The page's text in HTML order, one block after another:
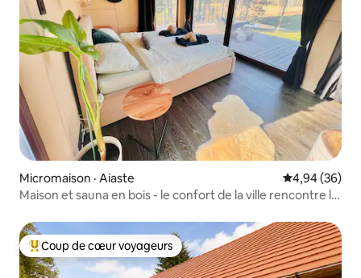
Micromaison · Aiaste Note
4,94 (36)
Maison et sauna en bois - le confort de la ville rencontre la
Coup de cœur voyageurs parmi les plus aimés
Coup de cœur voyageurs